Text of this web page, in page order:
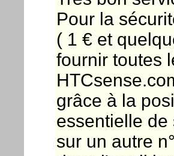
Pour la
( 1 € et
fournir toutes
grâce à la
essentielle de
sur un autre